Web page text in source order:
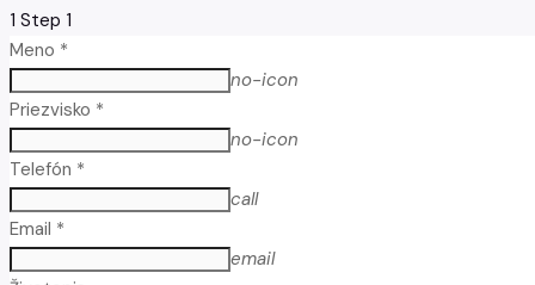
1 Step 1
Meno *
no-icon
Priezvisko *
no-icon
Telefón *
call
Email *
email